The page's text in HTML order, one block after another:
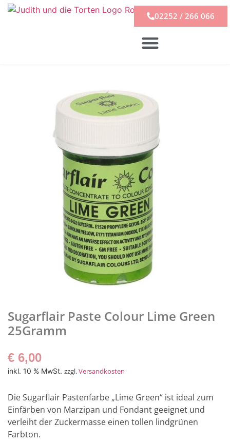
02252 / 266 066
Sugarflair Paste Colour Lime Green
25Gramm
€ 6,00
inkl. 10 % MwSt. zzgl.Versandkosten
Die Sugarflair Pastenfarbe „Lime Green“ ist ideal zum
Einfärben von Marzipan und Fondant geeignet und
verleiht der Zuckermasse einen tollen lindgrünen
Farbton.